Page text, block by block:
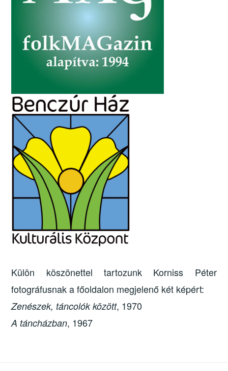
Külön köszönettel tartozunk Korniss Péter
fotográfusnak a főoldalon megjelenő két képért:
Zenészek, táncolók között, 1970
A táncházban, 1967